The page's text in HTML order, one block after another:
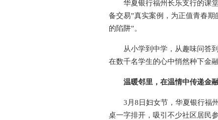
华夏银行福州长乐支行的课
备交易”真实案例，为正值青春
的陷阱”。
从小学到中学，从趣味问答
在数千名学生的心中悄然种下金
温暖邻里，在温情中传递金
3月8日妇女节，华夏银行福
桌一字排开，吸引不少社区居民